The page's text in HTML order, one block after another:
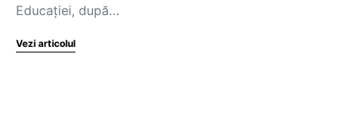
Educației, după…
Vezi articolul